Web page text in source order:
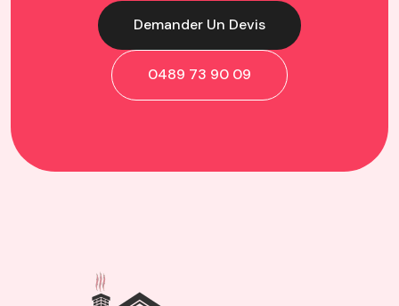
Demander Un Devis
0489 73 90 09